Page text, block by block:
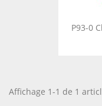
P93-0
Affichage 1-1 de 1